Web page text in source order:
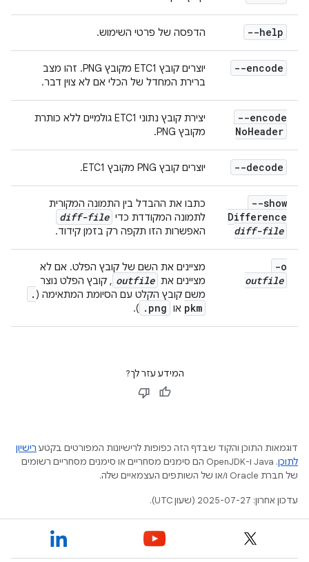
--help הדפסה של פרטי השימוש.
--encode
יוצרים קובץ ETC1 מקובץ PNG. זהו מצב
ברירת המחדל של הכלי אם לא צוין דבר.
--encode
NoHeader
יצירת קובץ נתוני ETC1 גולמיים ללא כותרת
מקובץ PNG.
--decode יוצרים קובץ PNG מקובץ ETC1.
--show
Difference
diff-file
כתבו את ההבדל בין התמונה המקורית
לתמונה המקודדת כדי diff-file
האפשרות הזו תקפה רק בזמן קידוד.
-o
outfile
מציינים את השם של קובץ הפלט. אם לא
מציינים את outfile , קובץ הפלט נוצר
משם קובץ הקלט עם הסיומת המתאימה ( .
pkm או . png
).
המידע עזר לך?
דוגמאות התוכן והקוד שבדף הזה כפופות לרישיונות המפורטים בקטע רישיון
לתוכן
.‏ Java ו-OpenJDK הם סימנים מסחריים או סימנים מסחריים רשומים
של חברת Oracle ו/או של השותפים העצמאיים שלה.
עדכון אחרון: 2025-07-27 (שעון UTC).